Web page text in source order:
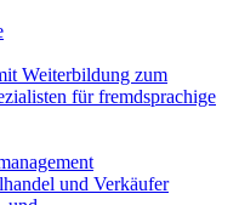
Weiterbildung zum
für fremdsprachige
und Verkäufer